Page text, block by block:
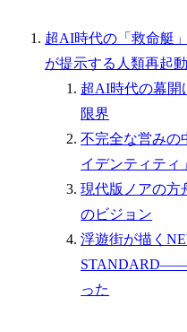
超AI時代の「救命艇
が提示する人類再起
超AI時代の幕開
限界
不完全な営みの
イデンティティ」
現代版ノアの方
のビジョン
浮遊街が描く
STANDARD――
った